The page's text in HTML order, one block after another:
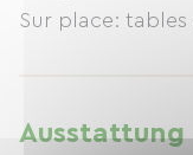
Ausstattung